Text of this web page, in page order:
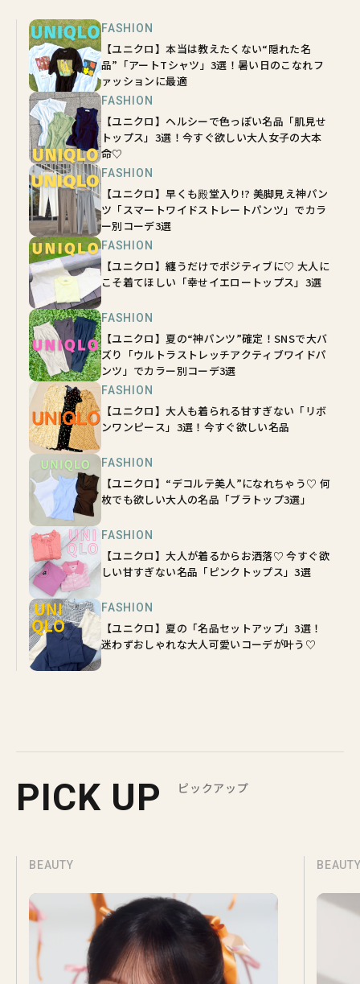
FASHION
【ユニクロ】本当は教えたくない“隠れた名
品”「アートTシャツ」3選！暑い日のこなれフ
ァッションに最適
FASHION
【ユニクロ】ヘルシーで色っぽい名品「肌見せ
トップス」3選！今すぐ欲しい大人女子の大本
命♡
FASHION
【ユニクロ】早くも殿堂入り!? 美脚見え神パン
ツ「スマートワイドストレートパンツ」でカラ
ー別コーデ3選
FASHION
【ユニクロ】纏うだけでポジティブに♡ 大人に
こそ着てほしい「幸せイエロートップス」3選
FASHION
【ユニクロ】夏の“神パンツ”確定！SNSで大バ
ズり「ウルトラストレッチアクティブワイドパ
ンツ」でカラー別コーデ3選
FASHION
【ユニクロ】大人も着られる甘すぎない「リボ
ンワンピース」3選！今すぐ欲しい名品
FASHION
【ユニクロ】“デコルテ美人”になれちゃう♡ 何
枚でも欲しい大人の名品「ブラトップ3選」
FASHION
【ユニクロ】大人が着るからお洒落♡ 今すぐ欲
しい甘すぎない名品「ピンクトップス」3選
FASHION
【ユニクロ】夏の「名品セットアップ」3選！
迷わずおしゃれな大人可愛いコーデが叶う♡
PICK UP ピックアップ
BEAUTY